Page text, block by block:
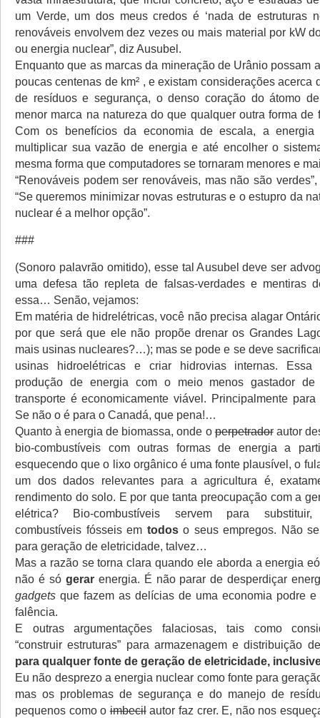
um Verde, um dos meus credos é ‘nada de estruturas
renováveis envolvem dez vezes ou mais material por kW
ou energia nuclear”, diz Ausubel.
Enquanto que as marcas da mineração de Urânio possam
poucas centenas de km² , e existam considerações acerca
de resíduos e segurança, o denso coração do átomo
menor marca na natureza do que qualquer outra forma de
Com os benefícios da economia de escala, a energia
multiplicar sua vazão de energia e até encolher o
mesma forma que computadores se tornaram menores e
“Renováveis podem ser renováveis, mas não são verdes”,
“Se queremos minimizar novas estruturas e o estupro da
nuclear é a melhor opção”.
###
(Sonoro palavrão omitido), esse tal Ausubel deve ser
uma defesa tão repleta de falsas-verdades e mentiras
essa… Senão, vejamos:
Em matéria de hidrelétricas, você não precisa alagar
por que será que ele não propõe drenar os Grandes
mais usinas nucleares?…); mas se pode e se deve
usinas hidroelétricas e criar hidrovias internas. Essa
produção de energia com o meio menos gastador
transporte é economicamente viável. Principalmente
Se não o é para o Canadá, que pena!…
Quanto à energia de biomassa, onde operpetradorautor
bio-combustíveis com outras formas de energia a
esquecendo que o lixo orgânico é uma fonte plausível, o
um dos dados relevantes para a agricultura é,
rendimento do solo. E por que tanta preocupação com a
elétrica? Bio-combustíveis servem para substituir,
combustíveis fósseis em todoso seus empregos. Não
para geração de eletricidade, talvez…
Mas a razão se torna clara quando ele aborda a energia
não é só gerarenergia. É não parar de desperdiçar
gadgets que fazem as delícias de uma economia podre
falência.
E outras argumentações falaciosas, tais como
“construir estruturas” para armazenagem e distribuição
para qualquer fonte de geração de eletricidade,
Eu não desprezo a energia nuclear como fonte para
mas os problemas de segurança e do manejo de
pequenos como oimbecilautor faz crer. E, não nos